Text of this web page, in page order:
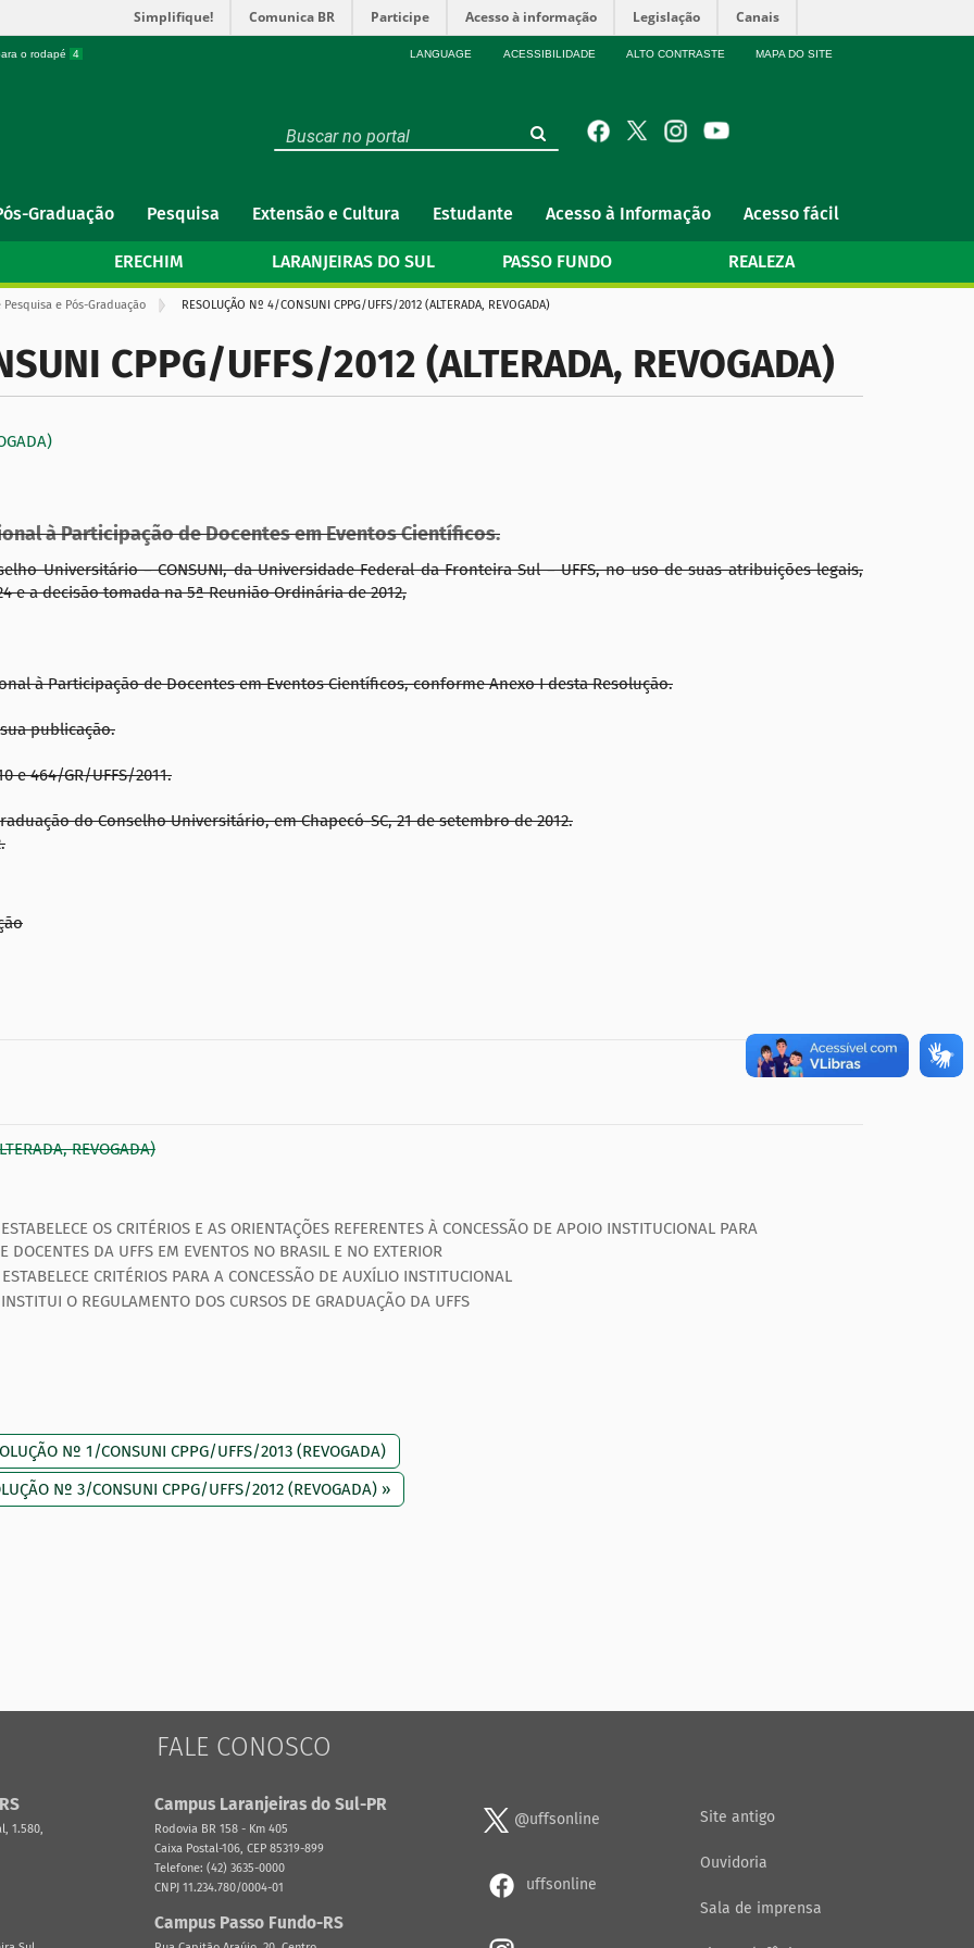
Simplifique! Comunica BR Participe Acesso à informação Legislação Canais
o rodapé 4 LANGUAGE ACESSIBILIDADE ALTO CONTRASTE MAPA DO SITE
Graduação Pesquisa Extensão e Cultura Estudante Acesso à Informação Acesso fácil
ERECHIM LARANJEIRAS DO SUL PASSO FUNDO REALEZA
Pesquisa e Pós-Graduação RESOLUÇÃO Nº 4/CONSUNI CPPG/UFFS/2012 (ALTERADA, REVOGADA)
CPPG/UFFS/2012 (ALTERADA, REVOGADA)
à Participação de Docentes em Eventos Científicos.
Universitário – CONSUNI, da Universidade Federal da Fronteira Sul – UFFS, no uso de suas atribuições legais,
e a decisão tomada na 5ª Reunião Ordinária de 2012,
à Participação de Docentes em Eventos Científicos, conforme Anexo I desta Resolução.
publicação.
e 464/GR/UFFS/2011.
do Conselho Universitário, em Chapecó-SC, 21 de setembro de 2012.
REVOGADA)
ESTABELECE OS CRITÉRIOS E AS ORIENTAÇÕES REFERENTES À CONCESSÃO DE APOIO INSTITUCIONAL PARA
DOCENTES DA UFFS EM EVENTOS NO BRASIL E NO EXTERIOR
ESTABELECE CRITÉRIOS PARA A CONCESSÃO DE AUXÍLIO INSTITUCIONAL
INSTITUI O REGULAMENTO DOS CURSOS DE GRADUAÇÃO DA UFFS
Nº 1/CONSUNI CPPG/UFFS/2013 (REVOGADA)
Nº 3/CONSUNI CPPG/UFFS/2012 (REVOGADA) »
FALE CONOSCO
1.580,
Campus Laranjeiras do Sul-PR
Rodovia BR 158 - Km 405
Caixa Postal-106, CEP 85319-899
Telefone: (42) 3635-0000
CNPJ 11.234.780/0004-01
Campus Passo Fundo-RS
@uffsonline
uffsonline
Site antigo
Ouvidoria
Sala de imprensa